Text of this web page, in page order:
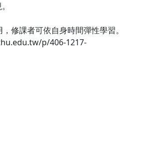
修課者可依自身時間彈性學習。
p/406-1217-